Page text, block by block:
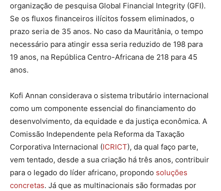
organização de pesquisa Global Financial Integrity (GFI).
Se os fluxos financeiros ilícitos fossem eliminados, o
prazo seria de 35 anos. No caso da Mauritânia, o tempo
necessário para atingir essa seria reduzido de 198 para
19 anos, na República Centro-Africana de 218 para 45
anos.
Kofi Annan considerava o sistema tributário internacional
como um componente essencial do financiamento do
desenvolvimento, da equidade e da justiça econômica. A
Comissão Independente pela Reforma da Taxação
Corporativa Internacional (ICRICT), da qual faço parte,
vem tentado, desde a sua criação há três anos, contribuir
para o legado do líder africano, propondo soluções
concretas. Já que as multinacionais são formadas por